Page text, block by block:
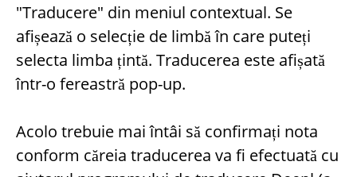
"Traducere" din meniul contextual. Se
afișează o selecție de limbă în care puteți
selecta limba țintă. Traducerea este afișată
într-o fereastră pop-up.
Acolo trebuie mai întâi să confirmați nota
conform căreia traducerea va fi efectuată cu